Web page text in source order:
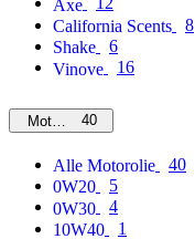
Axe
California Scents
8
Shake
6
Vinove
16
Motorolie40
Alle Motorolie
40
0W20
5
0W30
4
10W40
1